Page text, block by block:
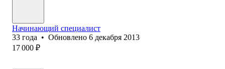
Начинающий специалист
33 года • Обновлено 6 декабря 2013
17 000 ₽